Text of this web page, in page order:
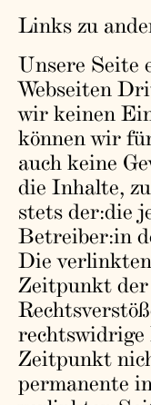
Links zu
Unsere Seite
Webseiten
wir keinen
können wir
auch keine
die Inhalte,
stets der:die
Betreiber:in
Die
Zeitpunkt der
rechtswidrige
Zeitpunkt
permanente